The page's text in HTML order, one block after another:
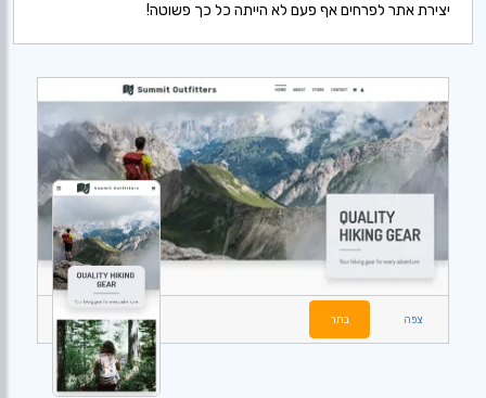
יצירת אתר לפרחים אף פעם לא הייתה כל כך פשוטה!
צפה בחר